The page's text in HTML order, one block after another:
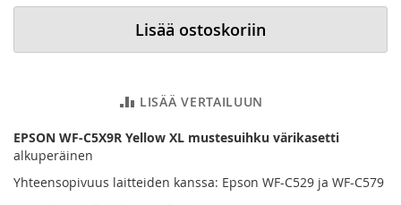
Lisää ostoskoriin
LISÄÄ VERTAILUUN
EPSON WF-C5X9R Yellow XL mustesuihku värikasetti
alkuperäinen
Yhteensopivuus laitteiden kanssa: Epson WF-C529 ja WF-C579